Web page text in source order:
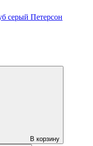
серый Петерсон
В корзину